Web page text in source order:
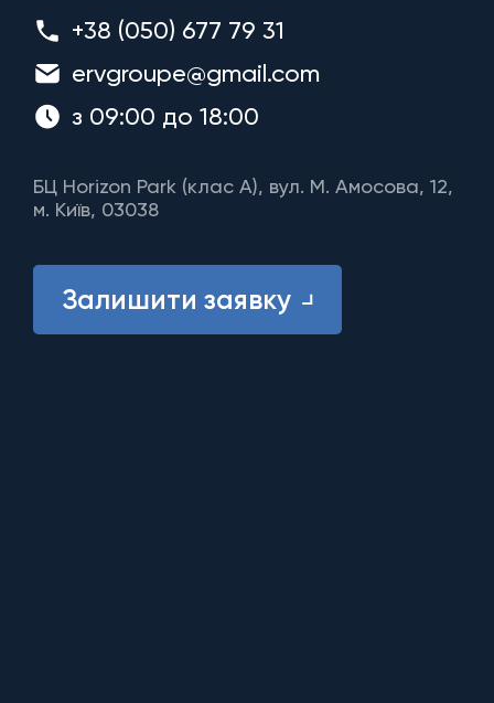
+38 (050) 677 79 31
ervgroupe@gmail.com
з 09:00 до 18:00
БЦ Horizon Park (клас A), вул. М. Амосова, 12,
м. Київ, 03038
Залишити заявку